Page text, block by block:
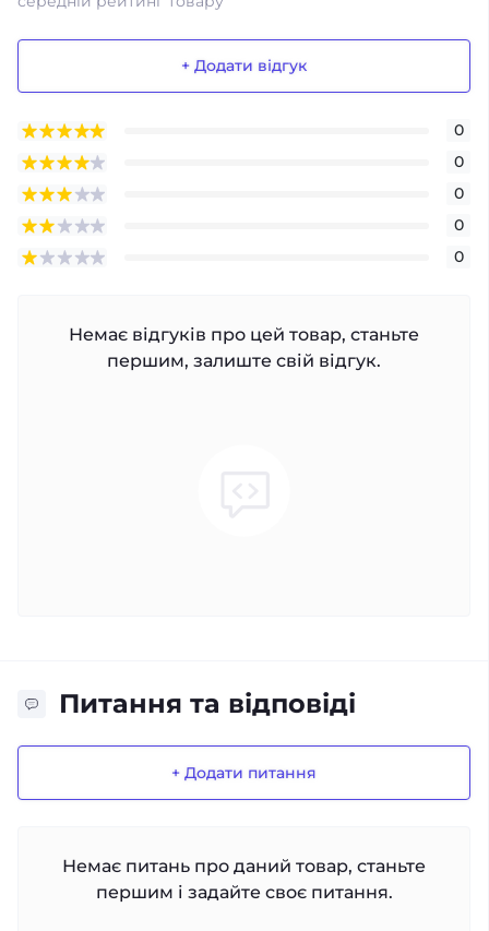
+ Додати відгук
0
0
0
0
0
Немає відгуків про цей товар, станьте
першим, залиште свій відгук.
Питання та відповіді
+ Додати питання
Немає питань про даний товар, станьте
першим і задайте своє питання.